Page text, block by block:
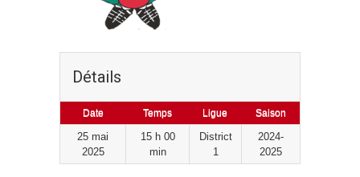
Détails
Date Temps Ligue Saison
25 mai
2025
15 h 00
min
District
1
2024-
2025